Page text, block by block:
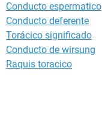
Conducto espermatico
Conducto deferente
Torácico significado
Conducto de wirsung
Raquis toracico